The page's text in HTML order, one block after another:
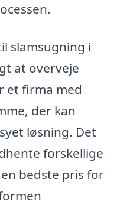
slamsugning i
at overveje
et firma med
der kan
løsning. Det
forskellige
bedste pris for